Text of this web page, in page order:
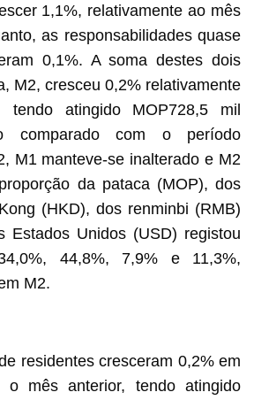
1,1%, relativamente ao mês
as responsabilidades quase
0,1%. A soma destes dois
M2, cresceu 0,2% relativamente
tendo atingido MOP728,5 mil
comparado com o período
M1 manteve-se inalterado e M2
da pataca (MOP), dos
(HKD), dos renminbi (RMB)
Estados Unidos (USD) registou
44,8%, 7,9% e 11,3%,
M2.
residentes cresceram 0,2% em
o mês anterior, tendo atingido